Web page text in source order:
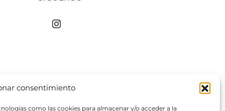
consentimiento
como las cookies para almacenar y/o acceder a la